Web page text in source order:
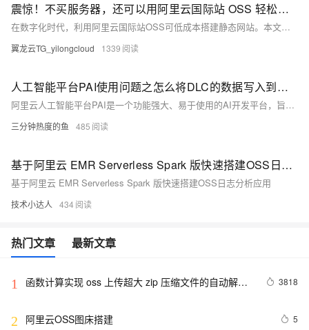
震惊！不买服务器，还可以用阿里云国际站 OSS 轻松搭建静态网站
在数字化时代，利用阿里云国际站OSS可低成本搭建静态网站。本文详解OSS优势及步骤：创建Bucket、上传文件、配置首页与404页面、绑定域名等，助你快速上线个人或小型业务网站，操作简单，成本低廉，适合初学者与中小企业。
翼龙云TG_yilongcloud 1339
人工智能平台PAI使用问题之怎么将DLC的数据写入到另一个阿里云主账号的OSS中
阿里云人工智能平台PAI是一个功能强大、易于使用的AI开发平台，旨在降低AI开发门槛，加速创新，助力企业和开发者高效构建、部署和管理人工智能应用。其中包含了一系列相互协同的产品与服务，共同构成一个完整的人工智能开发与应用生态系统。以下是对PAI产品使用合集的概述，涵盖数据处理、模型开发、训练加速、模型部署及管理等多个环节。
三分钟热度的鱼 485
基于阿里云 EMR Serverless Spark 版快速搭建OSS日志分析应用
基于阿里云 EMR Serverless Spark 版快速搭建OSS日志分析应用
技术小达人 434
热门文章 最新文章
1
函数计算实现 oss 上传超大 zip 压缩文件的自动解压
3818
2 阿里云OSS图床搭建 5